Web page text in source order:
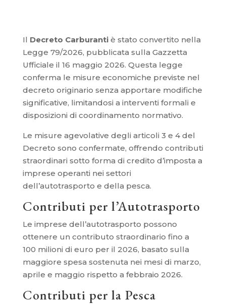
Il Decreto Carburantiè stato convertito nella
Legge 79/2026, pubblicata sulla Gazzetta
Ufficiale il 16 maggio 2026. Questa legge
conferma le misure economiche previste nel
decreto originario senza apportare modifiche
significative, limitandosi a interventi formali e
disposizioni di coordinamento normativo.
Le misure agevolative degli articoli 3 e 4 del
Decreto sono confermate, offrendo contributi
straordinari sotto forma di credito d’imposta a
imprese operanti nei settori
dell’autotrasporto e della pesca.
Contributi per l’Autotrasporto
Le imprese dell’autotrasporto possono
ottenere un contributo straordinario fino a
100 milioni di euro per il 2026, basato sulla
maggiore spesa sostenuta nei mesi di marzo,
aprile e maggio rispetto a febbraio 2026.
Contributi per la Pesca